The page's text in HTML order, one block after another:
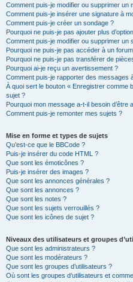
Comment puis-je modifier ou supprimer un
Comment puis-je insérer une signature à
Comment puis-je créer un sondage ?
Pourquoi ne puis-je pas ajouter plus
Comment puis-je modifier ou supprimer un
Pourquoi ne puis-je pas accéder à un
Pourquoi ne puis-je pas transférer de
Pourquoi ai-je reçu un avertissement ?
Comment puis-je rapporter des messages
À quoi sert le bouton « Enregistrer comme
sujet ?
Pourquoi mon message a-t-il besoin d’être
Comment puis-je remonter mes sujets ?
Mise en forme et types de sujets
Qu’est-ce que le BBCode ?
Puis-je insérer du code HTML ?
Que sont les émoticônes ?
Puis-je insérer des images ?
Que sont les annonces générales ?
Que sont les annonces ?
Que sont les notes ?
Que sont les sujets verrouillés ?
Que sont les icônes de sujet ?
Niveaux des utilisateurs et groupes
Que sont les administrateurs ?
Que sont les modérateurs ?
Que sont les groupes d’utilisateurs ?
Où sont les groupes d’utilisateurs et